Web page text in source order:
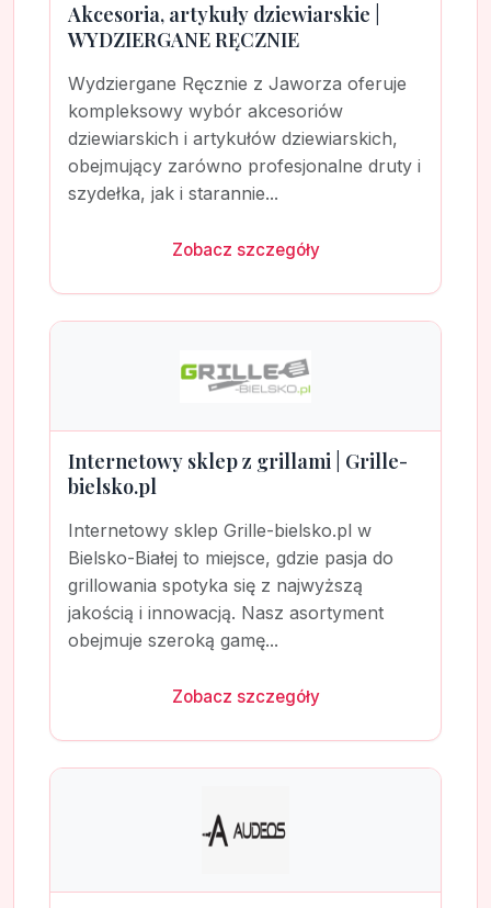
Akcesoria, artykuły dziewiarskie |
WYDZIERGANE RĘCZNIE
Wydziergane Ręcznie z Jaworza oferuje
kompleksowy wybór akcesoriów
dziewiarskich i artykułów dziewiarskich,
obejmujący zarówno profesjonalne druty i
szydełka, jak i starannie...
Zobacz szczegóły
Internetowy sklep z grillami | Grille-
bielsko.pl
Internetowy sklep Grille-bielsko.pl w
Bielsko-Białej to miejsce, gdzie pasja do
grillowania spotyka się z najwyższą
jakością i innowacją. Nasz asortyment
obejmuje szeroką gamę...
Zobacz szczegóły